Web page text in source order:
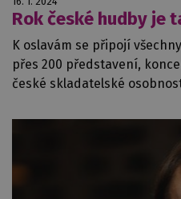
Rok české hudby je
K oslavám se připojí
přes 200 představení,
české skladatelské